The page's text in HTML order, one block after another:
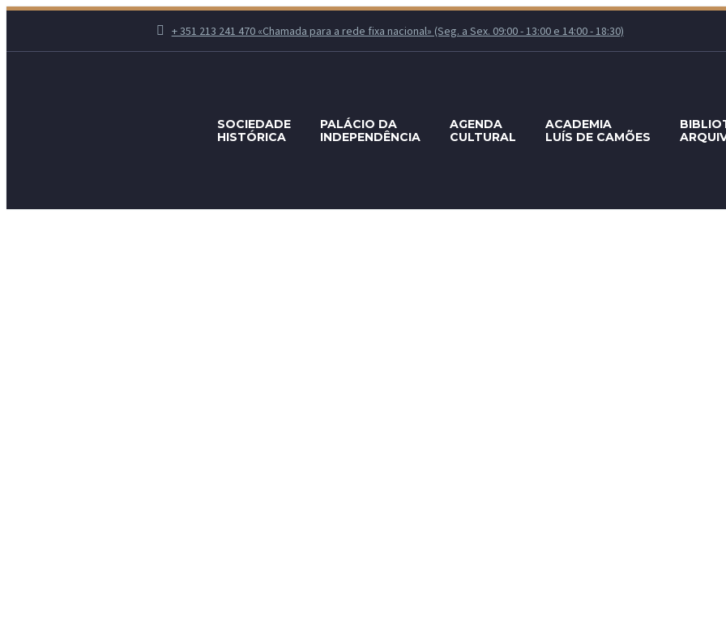
+ 351 213 241 470 «Chamada para a rede fixa nacional» (Seg. a Sex. 09:00 - 13:00 e 14:00 - 18:30)
SOCIEDADE
HISTÓRICA
PALÁCIO DA
INDEPENDÊNCIA
AGENDA
CULTURAL
ACADEMIA
LUÍS DE CAMÕES